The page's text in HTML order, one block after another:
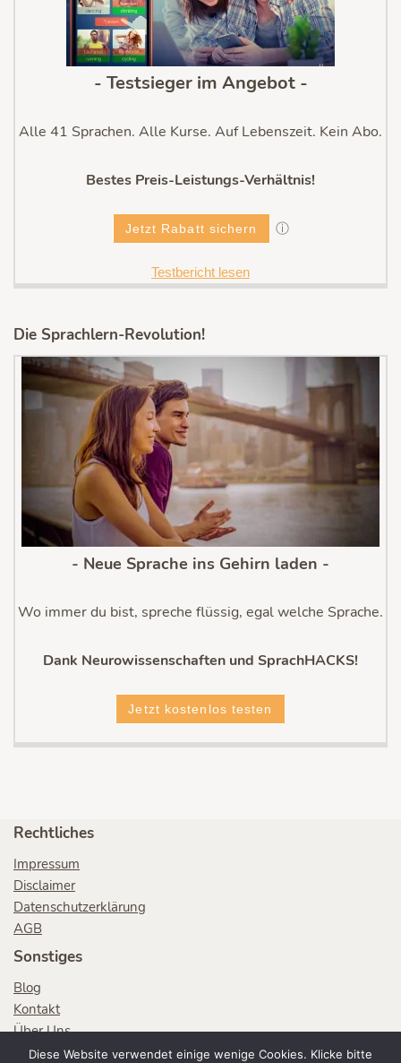
- Testsieger im Angebot -
Alle 41 Sprachen. Alle Kurse. Auf Lebenszeit. Kein Abo.
Bestes Preis-Leistungs-Verhältnis!
Jetzt Rabatt sichern ⓘ
Testbericht lesen
Die Sprachlern-Revolution!
- Neue Sprache ins Gehirn laden -
Wo immer du bist, spreche flüssig, egal welche Sprache.
Dank Neurowissenschaften und SprachHACKS!
Jetzt kostenlos testen
Rechtliches
Impressum
Disclaimer
Datenschutzerklärung
AGB
Sonstiges
Blog
Kontakt
Über Uns
SprachlernHACKS
Diese Website verwendet einige wenige Cookies. Klicke bitte